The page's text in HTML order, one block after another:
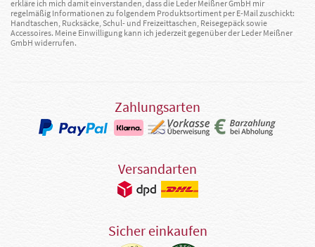
erkläre ich mich damit einverstanden, dass die Leder Meißner GmbH mir
regelmäßig Informationen zu folgendem Produktsortiment per E-Mail zuschickt:
Handtaschen, Rucksäcke, Schul- und Freizeittaschen, Reisegepäck sowie
Accessoires. Meine Einwilligung kann ich jederzeit gegenüber der Leder Meißner
GmbH widerrufen.
Zahlungsarten
Versandarten
Sicher einkaufen